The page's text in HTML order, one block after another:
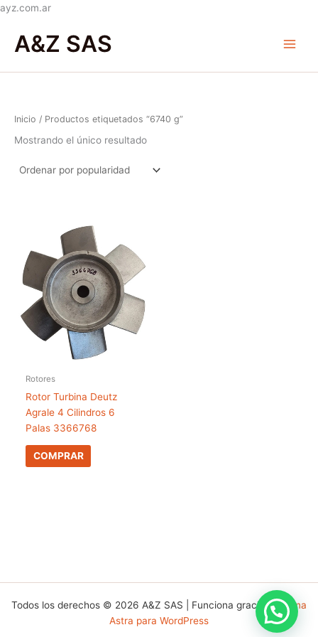
ayz.com.arIr
contenido
A&Z SAS
Menu
Inicio / Productos etiquetados “6740 g”
Mostrando el único resultado
Rotores
Rotor Turbina Deutz
Agrale 4 Cilindros 6
Palas 3366768
COMPRAR
Todos los derechos © 2026 A&Z SAS | Funciona gracias aTema
Astra para WordPress